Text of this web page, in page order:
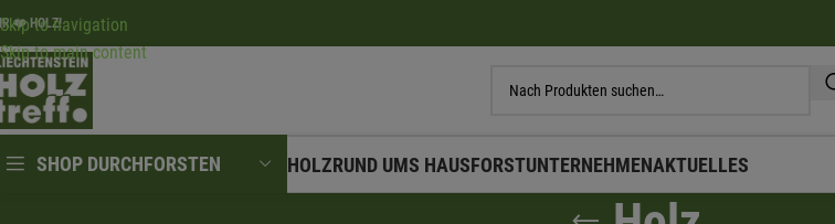
Skip to navigation
Skip to main content
❤️ HOLZ!
SHOP DURCHFORSTEN HOLZRUND UMS HAUSFORSTUNTERNEHMENAKTUELLES